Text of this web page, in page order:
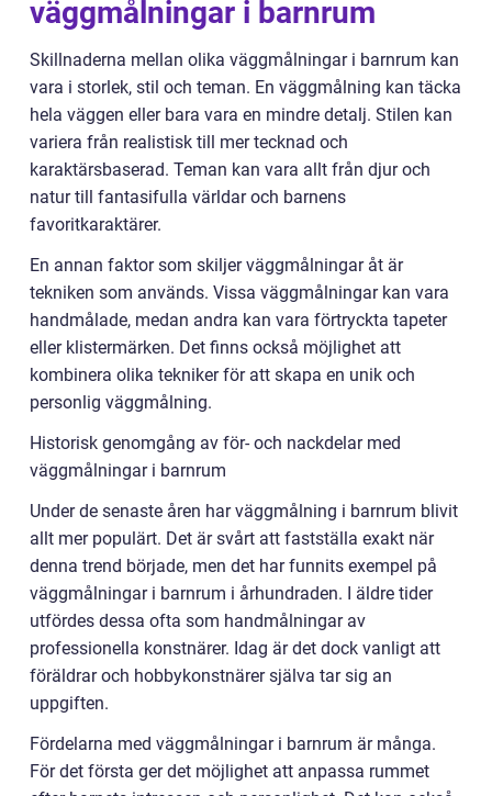
väggmålningar i barnrum
Skillnaderna mellan olika väggmålningar i barnrum kan
vara i storlek, stil och teman. En väggmålning kan täcka
hela väggen eller bara vara en mindre detalj. Stilen kan
variera från realistisk till mer tecknad och
karaktärsbaserad. Teman kan vara allt från djur och
natur till fantasifulla världar och barnens
favoritkaraktärer.
En annan faktor som skiljer väggmålningar åt är
tekniken som används. Vissa väggmålningar kan vara
handmålade, medan andra kan vara förtryckta tapeter
eller klistermärken. Det finns också möjlighet att
kombinera olika tekniker för att skapa en unik och
personlig väggmålning.
Historisk genomgång av för- och nackdelar med
väggmålningar i barnrum
Under de senaste åren har väggmålning i barnrum blivit
allt mer populärt. Det är svårt att fastställa exakt när
denna trend började, men det har funnits exempel på
väggmålningar i barnrum i århundraden. I äldre tider
utfördes dessa ofta som handmålningar av
professionella konstnärer. Idag är det dock vanligt att
föräldrar och hobbykonstnärer själva tar sig an
uppgiften.
Fördelarna med väggmålningar i barnrum är många.
För det första ger det möjlighet att anpassa rummet